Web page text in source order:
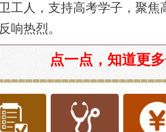
工人，支持高考学子，聚焦
响热烈。
脸上长雀斑是什么原因？揭
脸上长雀斑是一个非常常见
青春期后，很多人会发现脸上
。这些斑点通常出现在鼻梁、
点一点，知道更